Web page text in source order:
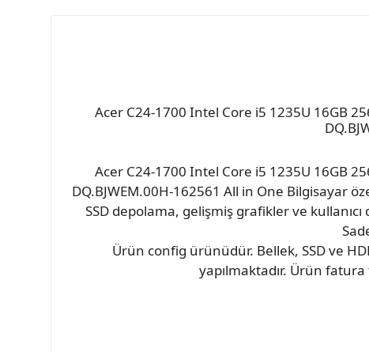
Acer C24-1700 Intel Core i5 1235U 16GB
Acer C24-1700 Intel Core i5 1235U 16GB
DQ.BJWEM.00H-162561 All in One Bilgisayar
SSD depolama, gelişmiş grafikler ve
Ürün config ürünüdür. Bellek, SSD ve
yapılmaktadır. Ürün